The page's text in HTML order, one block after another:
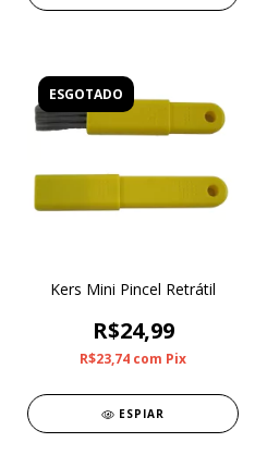
ESGOTADO
Kers Mini Pincel Retrátil
R$24,99
R$23,74 com Pix
ESPIAR